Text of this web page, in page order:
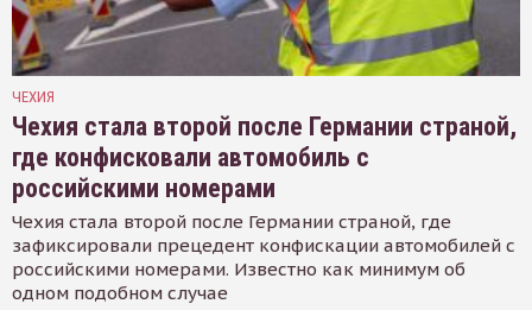
ЧЕХИЯ
Чехия стала второй после Германии страной,
где конфисковали автомобиль с
российскими номерами
Чехия стала второй после Германии страной, где
зафиксировали прецедент конфискации автомобилей с
российскими номерами. Известно как минимум об
одном подобном случае